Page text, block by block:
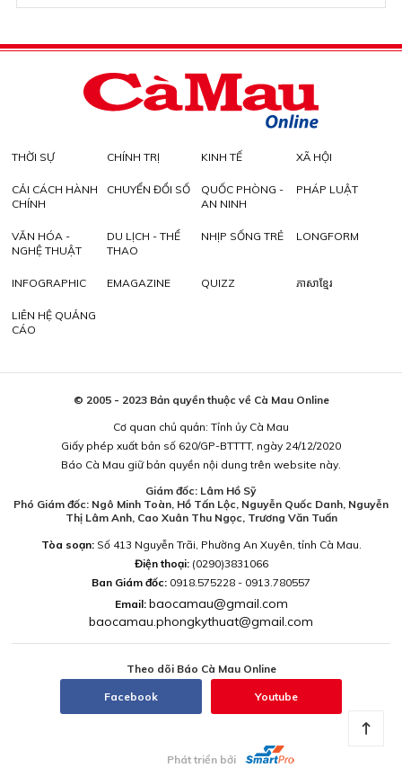
THỜI SỰ CHÍNH TRỊ KINH TẾ XÃ HỘI
CẢI CÁCH HÀNH
CHÍNH
CHUYỂN ĐỔI SỐ
QUỐC PHÒNG -
AN NINH
PHÁP LUẬT
VĂN HÓA -
NGHỆ THUẬT
DU LỊCH - THỂ
THAO
NHỊP SỐNG TRẺ LONGFORM
INFOGRAPHIC EMAGAZINE QUIZZ ភាសាខ្មែរ
LIÊN HỆ QUẢNG
CÁO
© 2005 - 2023 Bản quyền thuộc về Cà Mau Online
Cơ quan chủ quản: Tỉnh ủy Cà Mau
Giấy phép xuất bản số 620/GP-BTTTT, ngày 24/12/2020
Báo Cà Mau giữ bản quyền nội dung trên website này.
Giám đốc: Lâm Hồ Sỹ
Phó Giám đốc: Ngô Minh Toàn, Hồ Tấn Lộc, Nguyễn Quốc Danh, Nguyễn
Thị Lâm Anh, Cao Xuân Thu Ngọc, Trương Văn Tuấn
Tòa soạn:Số 413 Nguyễn Trãi, Phường An Xuyên, tỉnh Cà Mau.
Điện thoại: (0290)3831066
Ban Giám đốc: 0918.575228 - 0913.780557
Email: baocamau@gmail.com
baocamau.phongkythuat@gmail.com
Theo dõi Báo Cà Mau Online
Facebook Youtube
Phát triển bởi